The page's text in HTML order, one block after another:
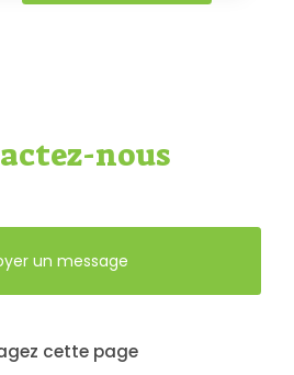
nous
un message
cette page